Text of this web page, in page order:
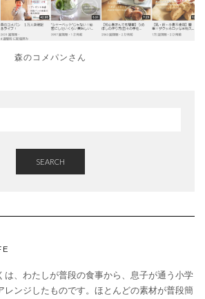
森のコメパンさん
SEARCH
は、わたしが普段の食事から、息子が通う小学
レンジしたものです。ほとんどの素材が普段簡